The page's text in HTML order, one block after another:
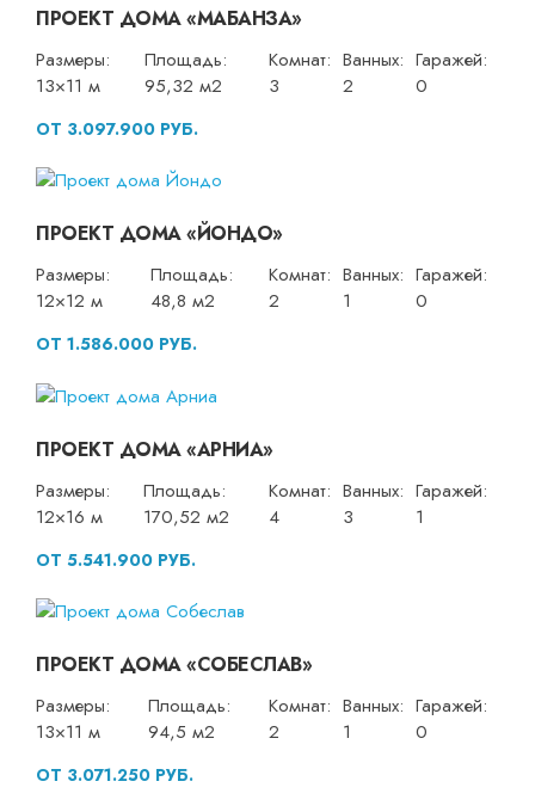
ПРОЕКТ ДОМА «МАБАНЗА»
Размеры:
13×11 м
Площадь:
95,32 м2
Комнат:
3
Ванных:
2
Гаражей:
0
ОТ 3.097.900 РУБ.
ПРОЕКТ ДОМА «ЙОНДО»
Размеры:
12×12 м
Площадь:
48,8 м2
Комнат:
2
Ванных:
1
Гаражей:
0
ОТ 1.586.000 РУБ.
ПРОЕКТ ДОМА «АРНИА»
Размеры:
12×16 м
Площадь:
170,52 м2
Комнат:
4
Ванных:
3
Гаражей:
1
ОТ 5.541.900 РУБ.
ПРОЕКТ ДОМА «СОБЕСЛАВ»
Размеры:
13×11 м
Площадь:
94,5 м2
Комнат:
2
Ванных:
1
Гаражей:
0
ОТ 3.071.250 РУБ.